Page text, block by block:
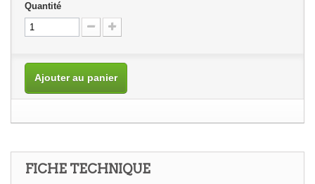
Quantité
Ajouter au panier
FICHE TECHNIQUE